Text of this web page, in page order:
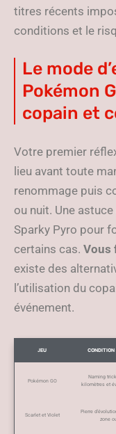
titres récents
conditions et le
Le mode
Pokémon
copain et
Votre premier
lieu avant toute
renommage puis
ou nuit. Une
Sparky Pyro pour
certains cas. Vous
existe des
l’utilisation du
événement.
JEU CONDITION
Pokémon GO
Naming
kilomètres et
Scarlet et Violet
Pierre
zone